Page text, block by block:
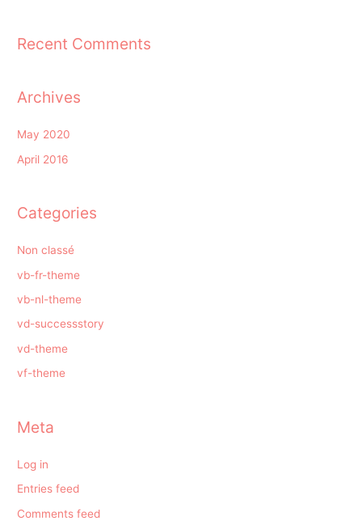
Recent Comments
Archives
May 2020
April 2016
Categories
Non classé
vb-fr-theme
vb-nl-theme
vd-successstory
vd-theme
vf-theme
Meta
Log in
Entries feed
Comments feed